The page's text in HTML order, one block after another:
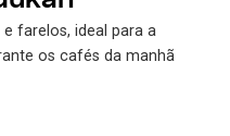
farelos, ideal para a
os cafés da manhã